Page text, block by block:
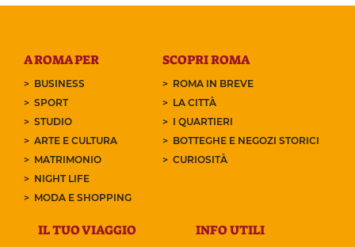
A ROMA PER
BUSINESS
SPORT
STUDIO
ARTE E CULTURA
MATRIMONIO
NIGHT LIFE
MODA E SHOPPING
SCOPRI ROMA
ROMA IN BREVE
LA CITTÀ
I QUARTIERI
BOTTEGHE E NEGOZI STORICI
CURIOSITÀ
IL TUO VIAGGIO INFO UTILI